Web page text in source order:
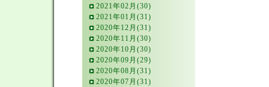
2021年02月(30)
2021年01月(31)
2020年12月(31)
2020年11月(30)
2020年10月(30)
2020年09月(29)
2020年08月(31)
2020年07月(31)